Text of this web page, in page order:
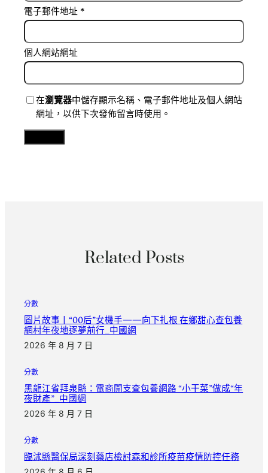
電子郵件地址 *
個人網站網址
在瀏覽器中儲存顯示名稱、電子郵件地址及個人網站
網址，以供下次發佈留言時使用。
Related Posts
分數
圖片故事丨“00后”女機手——向下扎根 在鄉甜心查包養
網村年夜地逐夢前行_中國網
2026 年 8 月 7 日
分數
黑龍江省拜泉縣：電商開支查包養網路 “小干菜”做成“年
夜財產”_中國網
2026 年 8 月 7 日
分數
臨沭縣醫保局深刻藥店檢討森和診所疫苗疫情防控任務